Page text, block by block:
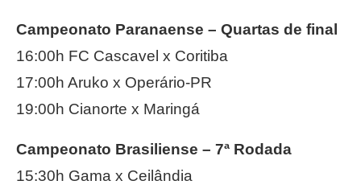
Campeonato Paranaense – Quartas de final
16:00h FC Cascavel x Coritiba
17:00h Aruko x Operário-PR
19:00h Cianorte x Maringá
Campeonato Brasiliense – 7ª Rodada
15:30h Gama x Ceilândia